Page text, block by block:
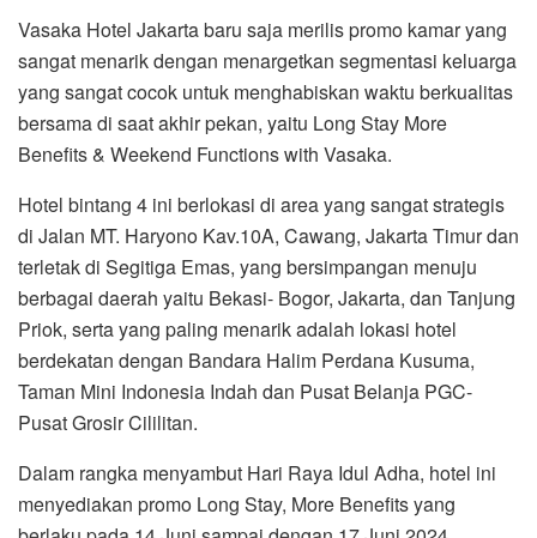
Vasaka Hotel Jakarta baru saja merilis promo kamar yang
sangat menarik dengan menargetkan segmentasi keluarga
yang sangat cocok untuk menghabiskan waktu berkualitas
bersama di saat akhir pekan, yaitu Long Stay More
Benefits & Weekend Functions with Vasaka.
Hotel bintang 4 ini berlokasi di area yang sangat strategis
di Jalan MT. Haryono Kav.10A, Cawang, Jakarta Timur dan
terletak di Segitiga Emas, yang bersimpangan menuju
berbagai daerah yaitu Bekasi- Bogor, Jakarta, dan Tanjung
Priok, serta yang paling menarik adalah lokasi hotel
berdekatan dengan Bandara Halim Perdana Kusuma,
Taman Mini Indonesia Indah dan Pusat Belanja PGC-
Pusat Grosir Cililitan.
Dalam rangka menyambut Hari Raya Idul Adha, hotel ini
menyediakan promo Long Stay, More Benefits yang